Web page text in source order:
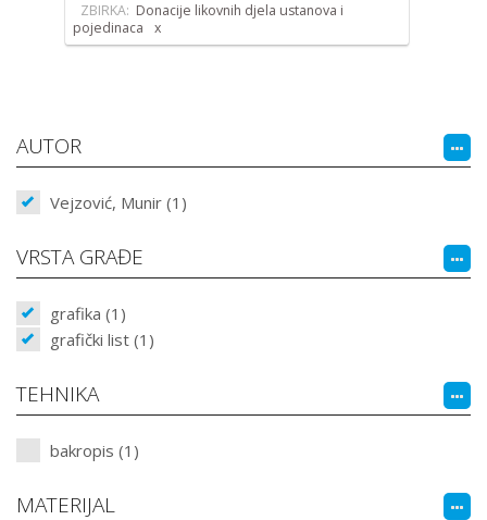
ZBIRKA: Donacije likovnih djela ustanova i
pojedinaca
AUTOR
Vejzović, Munir (1)
VRSTA GRAĐE
grafika (1)
grafički list (1)
TEHNIKA
bakropis (1)
MATERIJAL